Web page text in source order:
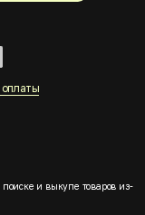
оплаты
и выкупе товаров из-